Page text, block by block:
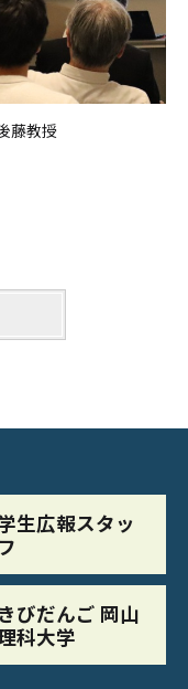
藤教授
生広報スタッ
フ
きびだんご 岡山
科大学